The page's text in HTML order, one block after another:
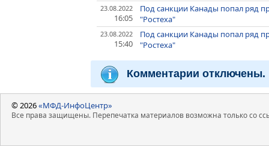
23.08.2022
16:05
Под санкции Канады попал ряд
"Ростеха"
23.08.2022
15:40
Под санкции Канады попал ряд
"Ростеха"
Комментарии отключены.
© 2026«МФД-ИнфоЦентр»
Все права защищены. Перепечатка материалов возможна только со